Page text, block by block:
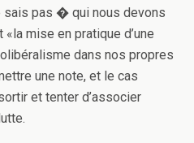
pas � qui nous devons
mise en pratique d’une
dans nos propres
une note, et le cas
et tenter d’associer